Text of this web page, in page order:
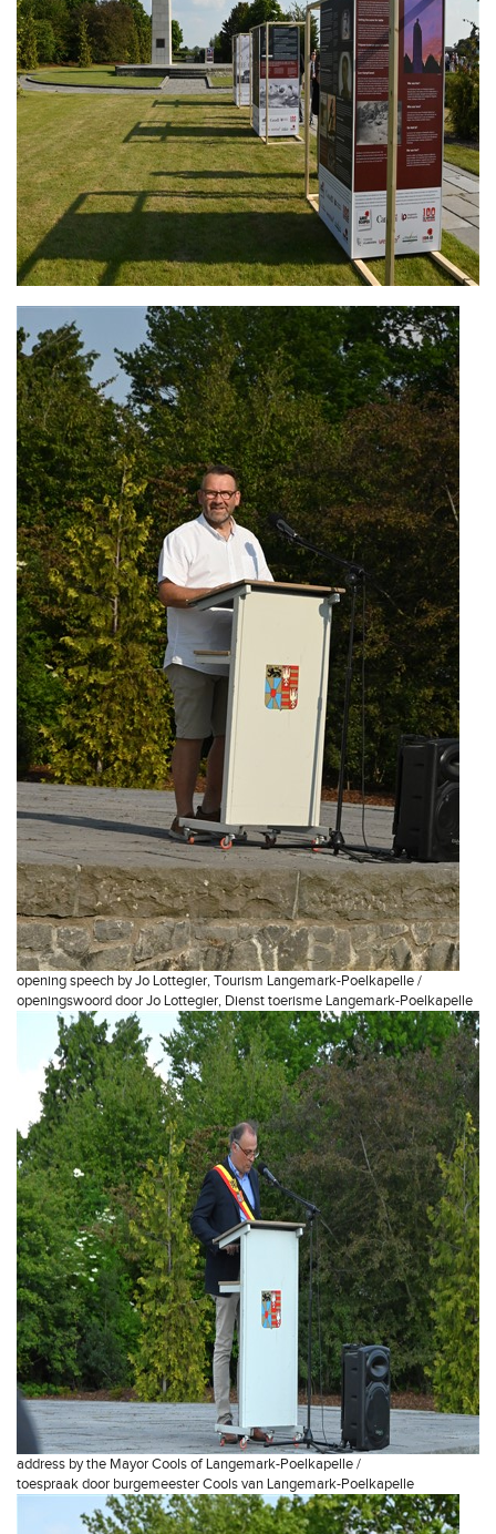
opening speech by Jo Lottegier, Tourism Langemark-Poelkapelle /
openingswoord door Jo Lottegier, Dienst toerisme Langemark-Poelkapelle
address by the Mayor Cools of Langemark-Poelkapelle /
toespraak door burgemeester Cools van Langemark-Poelkapelle